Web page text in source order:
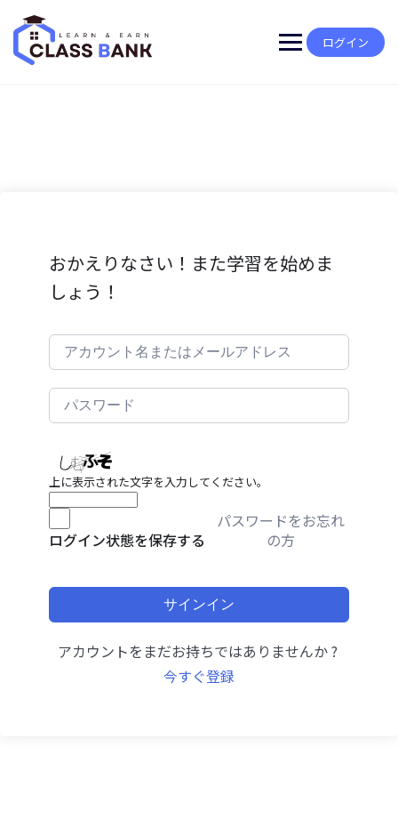
content
ログイン
おかえりなさい！また学習を始めま
しょう！
上に表示された文字を入力してください。
ログイン状態を保存する
パスワードをお忘れ
の方
サインイン
アカウントをまだお持ちではありませんか ?
今すぐ登録